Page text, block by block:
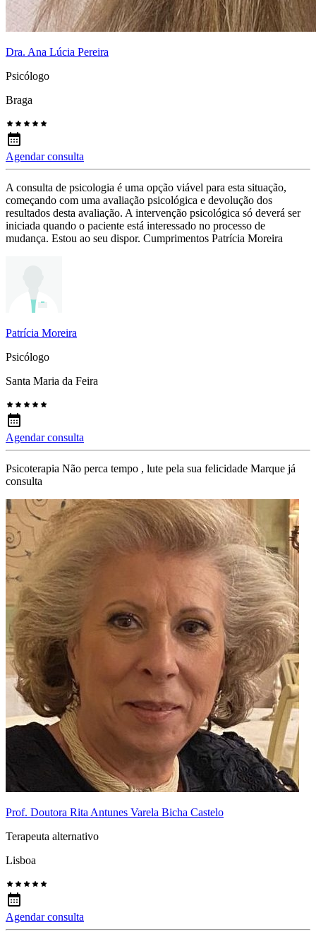
Dra. Ana Lúcia Pereira
Psicólogo
Braga
Agendar consulta
A consulta de psicologia é uma opção viável para esta situação,
começando com uma avaliação psicológica e devolução dos
resultados desta avaliação. A intervenção psicológica só deverá ser
iniciada quando o paciente está interessado no processo de
mudança. Estou ao seu dispor. Cumprimentos Patrícia Moreira
Patrícia Moreira
Psicólogo
Santa Maria da Feira
Agendar consulta
Psicoterapia Não perca tempo , lute pela sua felicidade Marque já
consulta
Prof. Doutora Rita Antunes Varela Bicha Castelo
Terapeuta alternativo
Lisboa
Agendar consulta